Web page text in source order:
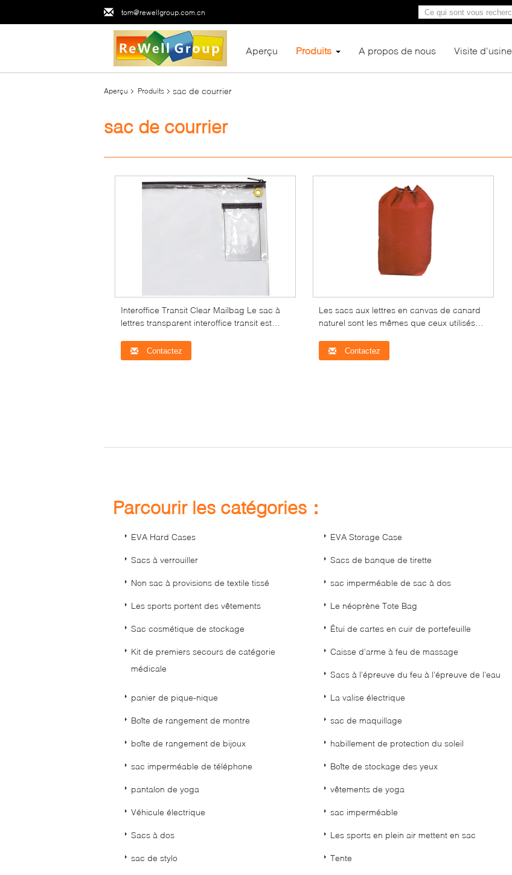
tom@rewellgroup.com.cn
Aperçu Produits A propos de nous Visite d'usine
Aperçu Produits sac de courrier
sac de courrier
Interoffice Transit Clear Mailbag Le sac à
lettres transparent interoffice transit est
légale, les dossiers, les rapports et plus
encore
Contactez
Les sacs aux lettres en canvas de canard
naturel sont les mêmes que ceux utilisés
Contactez
Parcourir les catégories：
EVA Hard Cases EVA Storage Case
Sacs à verrouiller Sacs de banque de tirette
Non sac à provisions de textile tissé sac imperméable de sac à dos
Les sports portent des vêtements Le néoprène Tote Bag
Sac cosmétique de stockage Étui de cartes en cuir de portefeuille
Kit de premiers secours de catégorie
médicale
Caisse d'arme à feu de massage
Sacs à l'épreuve du feu à l'épreuve de l'eau
panier de pique-nique La valise électrique
Boîte de rangement de montre sac de maquillage
boîte de rangement de bijoux habillement de protection du soleil
sac imperméable de téléphone Boîte de stockage des yeux
pantalon de yoga vêtements de yoga
Véhicule électrique sac imperméable
Sacs à dos Les sports en plein air mettent en sac
sac de stylo Tente